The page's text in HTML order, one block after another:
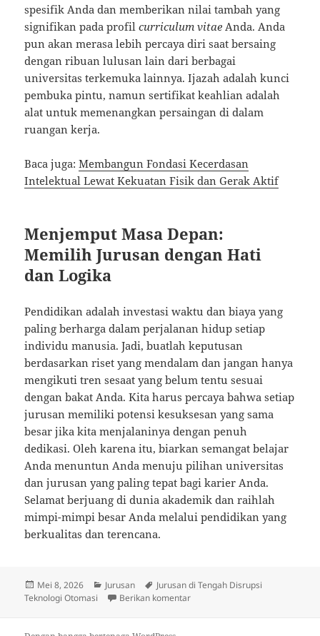
spesifik Anda dan memberikan nilai tambah yang
signifikan pada profilcurriculum vitae Anda. Anda
pun akan merasa lebih percaya diri saat bersaing
dengan ribuan lulusan lain dari berbagai
universitas terkemuka lainnya. Ijazah adalah kunci
pembuka pintu, namun sertifikat keahlian adalah
alat untuk memenangkan persaingan di dalam
ruangan kerja.
Baca juga:Membangun Fondasi Kecerdasan
Intelektual Lewat Kekuatan Fisik dan Gerak Aktif
Menjemput Masa Depan:
Memilih Jurusan dengan Hati
dan Logika
Pendidikan adalah investasi waktu dan biaya yang
paling berharga dalam perjalanan hidup setiap
individu manusia. Jadi, buatlah keputusan
berdasarkan riset yang mendalam dan jangan hanya
mengikuti tren sesaat yang belum tentu sesuai
dengan bakat Anda. Kita harus percaya bahwa setiap
jurusan memiliki potensi kesuksesan yang sama
besar jika kita menjalaninya dengan penuh
dedikasi. Oleh karena itu, biarkan semangat belajar
Anda menuntun Anda menuju pilihan universitas
dan jurusan yang paling tepat bagi karier Anda.
Selamat berjuang di dunia akademik dan raihlah
mimpi-mimpi besar Anda melalui pendidikan yang
berkualitas dan terencana.
Diposkan
pada
Mei 8, 2026 Kategori
Jurusan Tag
Jurusan di Tengah Disrupsi
Teknologi Otomasi
Berikan komentaruntuk Menavigasi Pilihan